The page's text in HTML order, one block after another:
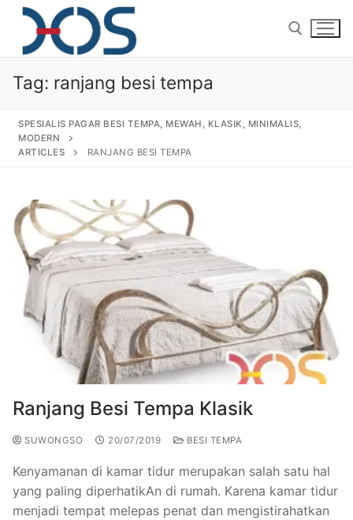
About Us
Products
Pagar Besi Tempa Klasik
Railing Tangga Besi Tempa
Railing Balkon Besi Tempa Klasik
Kursi Taman Besi Tempa
Ornamen Besi Tempa Murah Jakarta
Ranjang Besi Tempa Klasik
Tiang Lampu PJU Antik
Gallery
Gallery Gambar Pagar Besi Tempa Mewah
Gallery Kursi Taman & Kursi Teras Besi Tempa
Gallery Railing Tangga Besi Tempa Klasik Mewah
Gallery Ranjang Besi Tempa Antik Mewah
Articles
Contact Us
Tag: ranjang besi tempa
SPESIALIS PAGAR BESI TEMPA, MEWAH, KLASIK, MINIMALIS,
MODERN
ARTICLES
RANJANG BESI TEMPA
Ranjang Besi Tempa Klasik
SUWONGSO 20/07/2019 BESI TEMPA
Kenyamanan di kamar tidur merupakan salah satu hal
yang paling diperhatikAn di rumah. Karena kamar tidur
menjadi tempat melepas penat dan mengistirahatkan